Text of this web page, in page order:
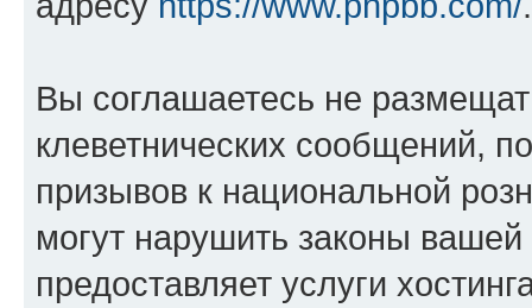
Вы соглашаетесь не
клеветнических сообщений,
призывов к национальной
могут нарушить законы
предоставляет услуги